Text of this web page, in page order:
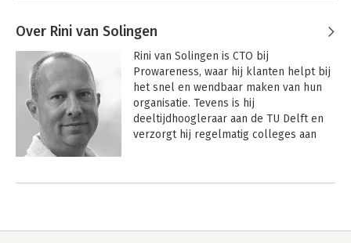
Over Rini van Solingen
Rini van Solingen is CTO bij
Prowareness, waar hij klanten helpt bij
het snel en wendbaar maken van hun
organisatie. Tevens is hij
deeltijdhoogleraar aan de TU Delft en
verzorgt hij regelmatig colleges aan
de TU Delft en is gepromoveerd in de
expertise is snelheid en wendbaarheid
Andere boeken door Rini van